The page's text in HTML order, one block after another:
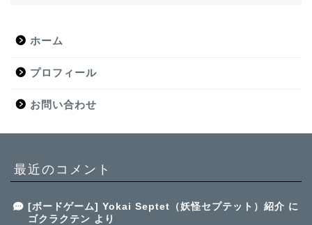
ホーム
プロフィール
お問い合わせ
最近のコメント
[ボードゲーム] Yokai Septet（妖怪セプテット）紹介 に
ゴクラクテン より